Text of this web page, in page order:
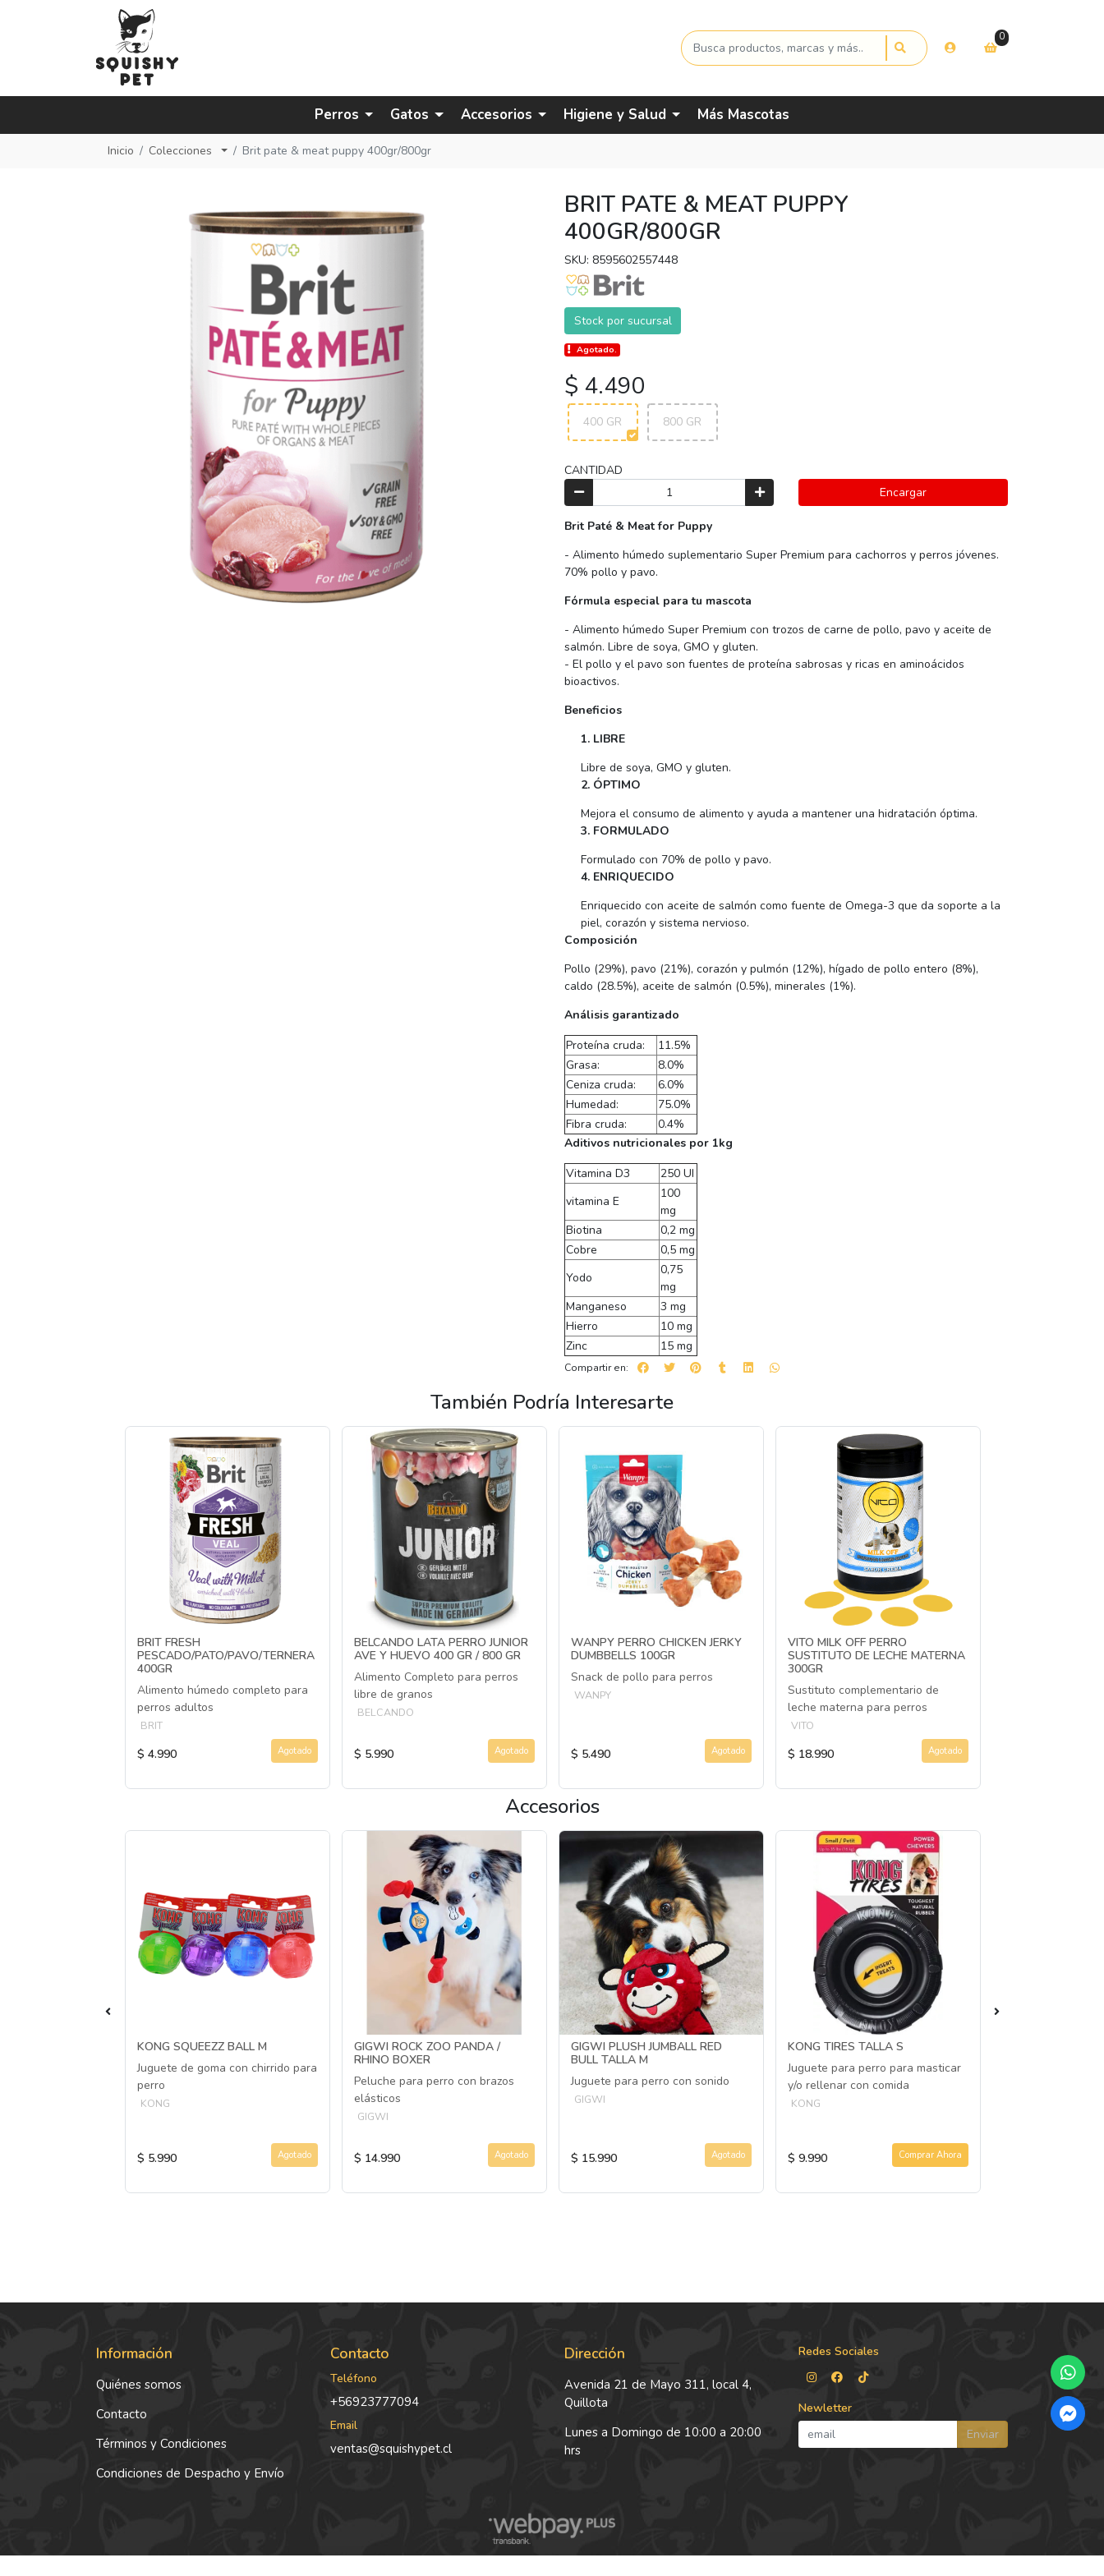
0
Perros Gatos Accesorios Higiene y Salud Más Mascotas
Inicio Colecciones Brit pate & meat puppy 400gr/800gr
BRIT PATE & MEAT PUPPY
400GR/800GR
SKU: 8595602557448
Stock por sucursal
Agotado.
$ 4.490
400 GR 800 GR
CANTIDAD
Encargar
Brit Paté & Meat for Puppy
- Alimento húmedo suplementario Super Premium para cachorros y perros jóvenes.
70% pollo y pavo.
Fórmula especial para tu mascota
- Alimento húmedo Super Premium con trozos de carne de pollo, pavo y aceite de
salmón. Libre de soya, GMO y gluten.
- El pollo y el pavo son fuentes de proteína sabrosas y ricas en aminoácidos
bioactivos.
Beneficios
1. LIBRE
Libre de soya, GMO y gluten.
2. ÓPTIMO
Mejora el consumo de alimento y ayuda a mantener una hidratación óptima.
3. FORMULADO
Formulado con 70% de pollo y pavo.
4. ENRIQUECIDO
Enriquecido con aceite de salmón como fuente de Omega-3 que da soporte a la
piel, corazón y sistema nervioso.
Composición
Pollo (29%), pavo (21%), corazón y pulmón (12%), hígado de pollo entero (8%),
caldo (28.5%), aceite de salmón (0.5%), minerales (1%).
Análisis garantizado
Proteína cruda:
11.5%
Grasa:
8.0%
Ceniza cruda:
6.0%
Humedad:
75.0%
Fibra cruda:
0.4%
Aditivos nutricionales por 1kg
Vitamina D3
250 UI
vitamina E
100
mg
Biotina
0,2 mg
Cobre
0,5 mg
Yodo
0,75
mg
Manganeso
3 mg
Hierro
10 mg
Zinc
15 mg
Compartir en:
También Podría Interesarte
BRIT FRESH
PESCADO/PATO/PAVO/TERNERA
400GR
Alimento húmedo completo para
perros adultos
BRIT
$ 4.990 Agotado
BELCANDO LATA PERRO JUNIOR
AVE Y HUEVO 400 GR / 800 GR
Alimento Completo para perros
libre de granos
BELCANDO
$ 5.990 Agotado
WANPY PERRO CHICKEN JERKY
DUMBBELLS 100GR
Snack de pollo para perros
WANPY
$ 5.490 Agotado
VITO MILK OFF PERRO
SUSTITUTO DE LECHE MATERNA
300GR
Sustituto complementario de
leche materna para perros
VITO
$ 18.990 Agotado
Accesorios
KONG SQUEEZZ BALL M
Juguete de goma con chirrido para
perro
KONG
$ 5.990 Agotado
GIGWI ROCK ZOO PANDA /
RHINO BOXER
Peluche para perro con brazos
elásticos
GIGWI
$ 14.990 Agotado
GIGWI PLUSH JUMBALL RED
BULL TALLA M
Juguete para perro con sonido
GIGWI
$ 15.990 Agotado
KONG TIRES TALLA S
Juguete para perro para masticar
y/o rellenar con comida
KONG
$ 9.990 Comprar Ahora
Información
Quiénes somos
Contacto
Términos y Condiciones
Condiciones de Despacho y Envío
Contacto
Teléfono
+56923777094
Email
ventas@squishypet.cl
Dirección
Avenida 21 de Mayo 311, local 4,
Quillota
Lunes a Domingo de 10:00 a 20:00
hrs
Redes Sociales
Newletter
Enviar